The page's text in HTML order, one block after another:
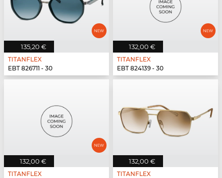
135,20 €
TITANFLEX
EBT 826711 - 30
132,00 €
TITANFLEX
EBT 824139 - 30
132,00 €
TITANFLEX
132,00 €
TITANFLEX